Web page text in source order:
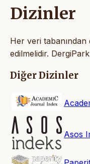
Dizinler
Her veri
edilmelidir.
Diğer Dizinler
Asos